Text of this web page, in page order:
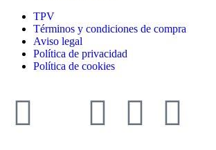
TPV
Términos y condiciones de compra
Aviso legal
Política de privacidad
Política de cookies